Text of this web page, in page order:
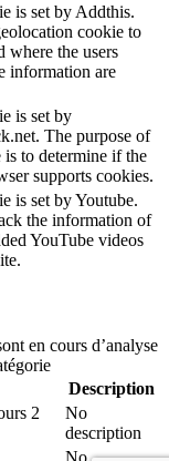
is set by Addthis.
cookie to
where the users
information are
is set by
The purpose of
is to determine if the
supports cookies.
is set by Youtube.
the information of
YouTube videos
en cours d’analyse
Description
2
No
description
No